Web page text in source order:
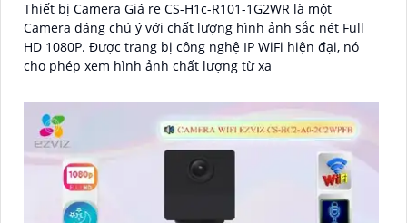
Thiết bị Camera Giá re CS-H1c-R101-1G2WR là một
Camera đáng chú ý với chất lượng hình ảnh sắc nét Full
HD 1080P. Được trang bị công nghệ IP WiFi hiện đại, nó
cho phép xem hình ảnh chất lượng từ xa